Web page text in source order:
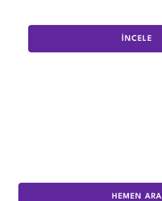
İNCELE
HEMEN ARA